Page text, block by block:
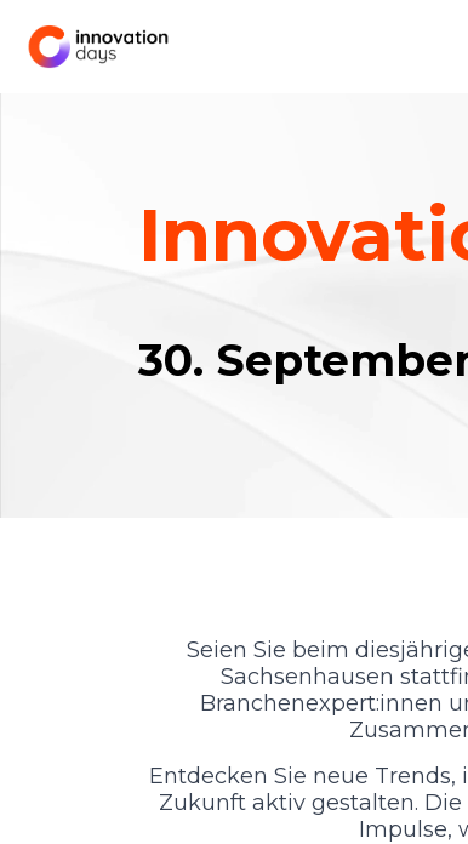
30.
Seien Sie beim
Sachsenhausen
Branchenexpert:innen
Entdecken Sie neue
Zukunft aktiv gestalten.
Impulse,